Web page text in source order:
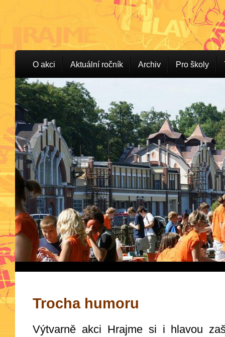
O akci Aktuální ročník Archiv Pro školy
Trocha humoru
Výtvarně akci Hrajme si i hlavou